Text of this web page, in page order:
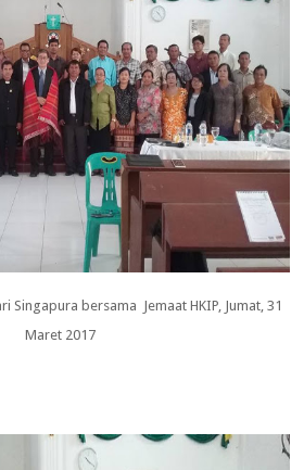
Singapura bersama Jemaat HKIP, Jumat, 31
Maret 2017